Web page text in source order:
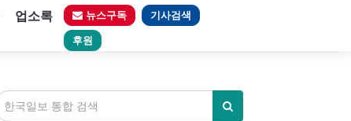
업소록 뉴스구독 기사검색
후원